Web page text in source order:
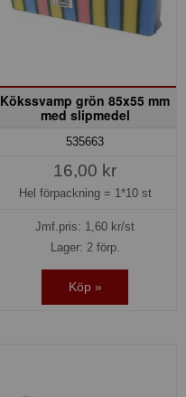
Kökssvamp grön 85x55 mm
med slipmedel
535663
16,00 kr
Hel förpackning = 1*10 st
Jmf.pris: 1,60 kr/st
Lager: 2 förp.
Köp »